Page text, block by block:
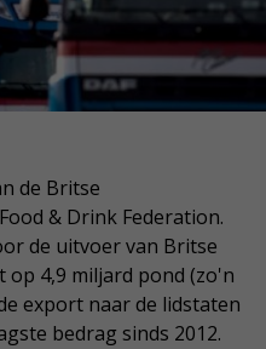
de Britse
& Drink Federation.
de uitvoer van Britse
4,9 miljard pond (zo'n
export naar de lidstaten
bedrag sinds 2012.